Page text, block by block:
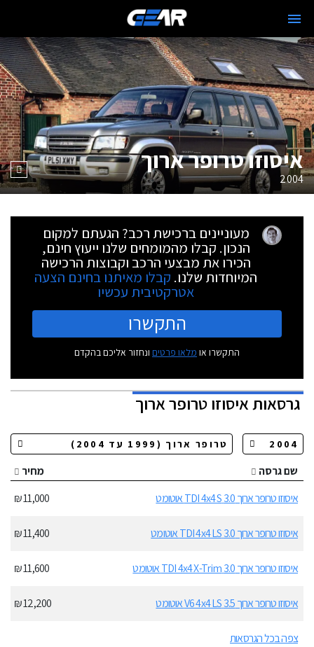
איסוזו טרופר ארוך
2004
מעוניינים ברכישת רכב? הגעתם למקום
הנכון. קבלו מהמומחים שלנו ייעוץ חינם,
הכירו את מבצעי הרכב וקבוצות הרכישה
המיוחדות שלנו. קבלו מאיתנו בחינם הצעה
אטרקטיבית עכשיו
התקשרו
התקשרו או מלאו פרטים ונחזור אליכם בהקדם
גרסאותאיסוזו טרופר ארוך
שם גרסה
מחיר
איסוזו טרופר ארוך 3.0 TDI 4x4 S אוטומט
11,000 ₪
איסוזו טרופר ארוך 3.0 TDI 4x4 LS אוטומט 11,400 ₪
איסוזו טרופר ארוך 3.0 TDI 4x4 X-Trim אוטומט 11,600 ₪
איסוזו טרופר ארוך 3.5 V6 4x4 LS אוטומט 12,200 ₪
צפה בכל הגרסאות